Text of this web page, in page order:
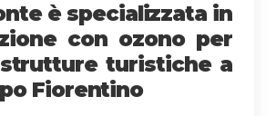
è specializzata in
con ozono per
turistiche a
Fiorentino